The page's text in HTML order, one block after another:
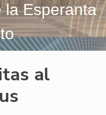
la Esperanta
al